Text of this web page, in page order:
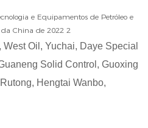
Oil, Yuchai, Daye Special
Solid Control, Guoxing
Hengtai Wanbo,